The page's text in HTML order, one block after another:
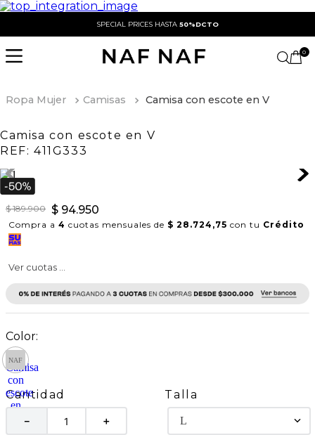
SPECIAL PRICES HASTA 50%DCTO
0
Ropa Mujer Camisas Camisa con escote en V
Camisa con escote en V
REF: 411G333
$ 189.900 $ 94.950
Compra a 4 cuotas mensuales de $ 28.724,75 con tu Crédito
Ver cuotas ...
Cantidad
＋
－
Talla
L